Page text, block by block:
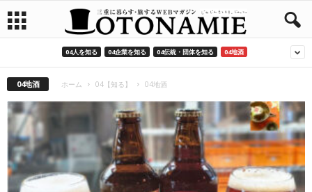
04人を知る 04企業を知る 04伝統・団体を知る 04地酒
04地酒 ホーム 04【知る】 04地酒